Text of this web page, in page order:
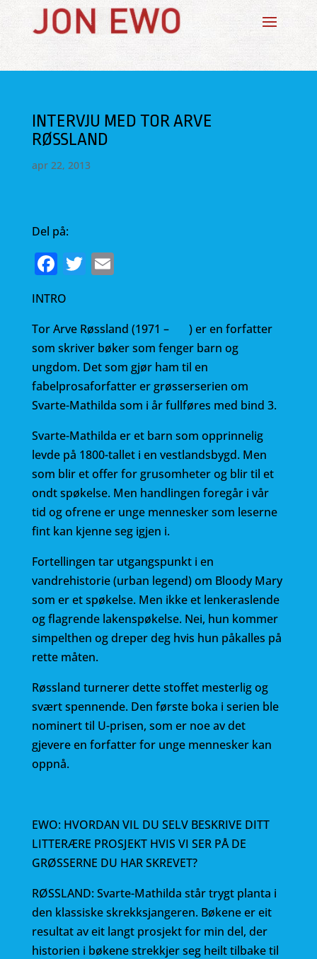
INTERVJU MED TOR ARVE
RØSSLAND
apr 22, 2013
Del på:
F
a
c
e
b
o
o
T
te
r
E
l
INTRO
Tor Arve Røssland (1971 – ) er en forfatter
som skriver bøker som fenger barn og
ungdom. Det som gjør ham til en
fabelprosaforfatter er grøsserserien om
Svarte-Mathilda som i år fullføres med bind 3.
Svarte-Mathilda er et barn som opprinnelig
levde på 1800-tallet i en vestlandsbygd. Men
som blir et offer for grusomheter og blir til et
ondt spøkelse. Men handlingen foregår i vår
tid og ofrene er unge mennesker som leserne
fint kan kjenne seg igjen i.
Fortellingen tar utgangspunkt i en
vandrehistorie (urban legend) om Bloody Mary
som er et spøkelse. Men ikke et lenkeraslende
og flagrende lakenspøkelse. Nei, hun kommer
simpelthen og dreper deg hvis hun påkalles på
rette måten.
Røssland turnerer dette stoffet mesterlig og
svært spennende. Den første boka i serien ble
nominert til U-prisen, som er noe av det
gjevere en forfatter for unge mennesker kan
oppnå.
EWO: HVORDAN VIL DU SELV BESKRIVE DITT
LITTERÆRE PROSJEKT HVIS VI SER PÅ DE
GRØSSERNE DU HAR SKREVET?
RØSSLAND: Svarte-Mathilda står trygt planta i
den klassiske skrekksjangeren. Bøkene er eit
resultat av eit langt prosjekt for min del, der
historien i bøkene strekkjer seg heilt tilbake til